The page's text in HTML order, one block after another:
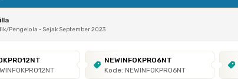
Pengelola • Sejak September 2023
NEWINFOKPRO6NT
Kode: NEWINFOKPRO6NT